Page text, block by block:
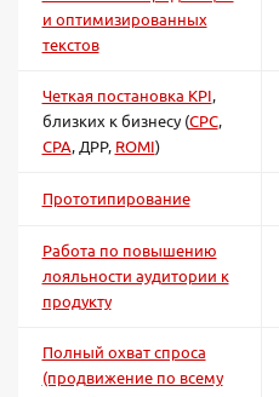
и оптимизированных
текстов
Четкая постановка KPI,
близких к бизнесу (CPC,
CPA, ДРР, ROMI)
Прототипирование
Работа по повышению
лояльности аудитории к
продукту
Полный охват спроса
(продвижение по всему